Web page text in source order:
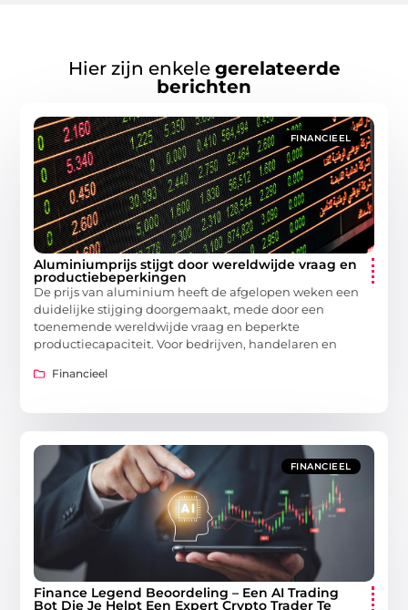
Hier zijn enkele gerelateerde
berichten
FINANCIEEL
Aluminiumprijs stijgt door wereldwijde vraag en
productiebeperkingen
De prijs van aluminium heeft de afgelopen weken een
duidelijke stijging doorgemaakt, mede door een
toenemende wereldwijde vraag en beperkte
productiecapaciteit. Voor bedrijven, handelaren en
Financieel
FINANCIEEL
Finance Legend Beoordeling – Een AI Trading
Bot Die Je Helpt Een Expert Crypto Trader Te